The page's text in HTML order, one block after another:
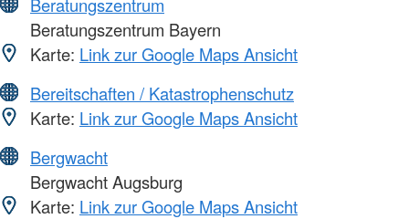
Beratungszentrum Bayern
Karte: Link zur Google Maps Ansicht
Bereitschaften / Katastrophenschutz
Karte: Link zur Google Maps Ansicht
Bergwacht
Bergwacht Augsburg
Karte: Link zur Google Maps Ansicht